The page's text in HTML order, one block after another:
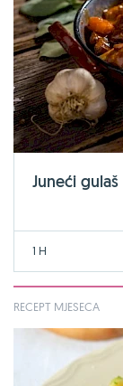
Juneći
1 H
RECEPT MJESECA